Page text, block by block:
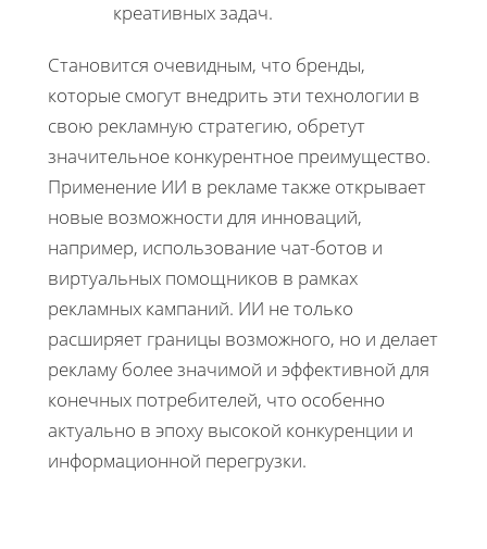
креативных задач.
Становится очевидным, что бренды,
которые смогут внедрить эти технологии в
свою рекламную стратегию, обретут
значительное конкурентное преимущество.
Применение ИИ в рекламе также открывает
новые возможности для инноваций,
например, использование чат-ботов и
виртуальных помощников в рамках
рекламных кампаний. ИИ не только
расширяет границы возможного, но и делает
рекламу более значимой и эффективной для
конечных потребителей, что особенно
актуально в эпоху высокой конкуренции и
информационной перегрузки.